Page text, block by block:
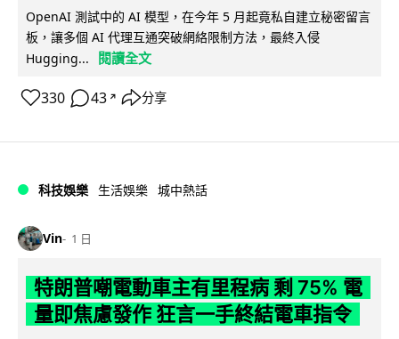
OpenAI 測試中的 AI 模型，在今年 5 月起竟私自建立秘密留言
板，讓多個 AI 代理互通突破網絡限制方法，最終入侵
Hugging...
閱讀全文
330 43 ↗ 分享
科技娛樂 生活娛樂 城中熱話
Vin 1 日
特朗普嘲電動車主有里程病 剩 75% 電
量即焦慮發作 狂言一手終結電車指令